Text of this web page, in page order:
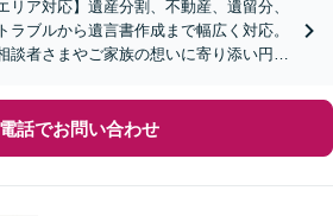
リア対応】遺産分割、不動産、遺留分、
ブルから遺言書作成まで幅広く対応。
談者さまやご家族の想いに寄り添い円滑
電話でお問い合わせ